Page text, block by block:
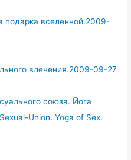
подарка вселенной.2009-
влечения.2009-09-27
союза. Йога
Union. Yoga of Sex.